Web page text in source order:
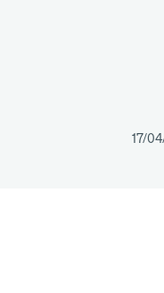
17/